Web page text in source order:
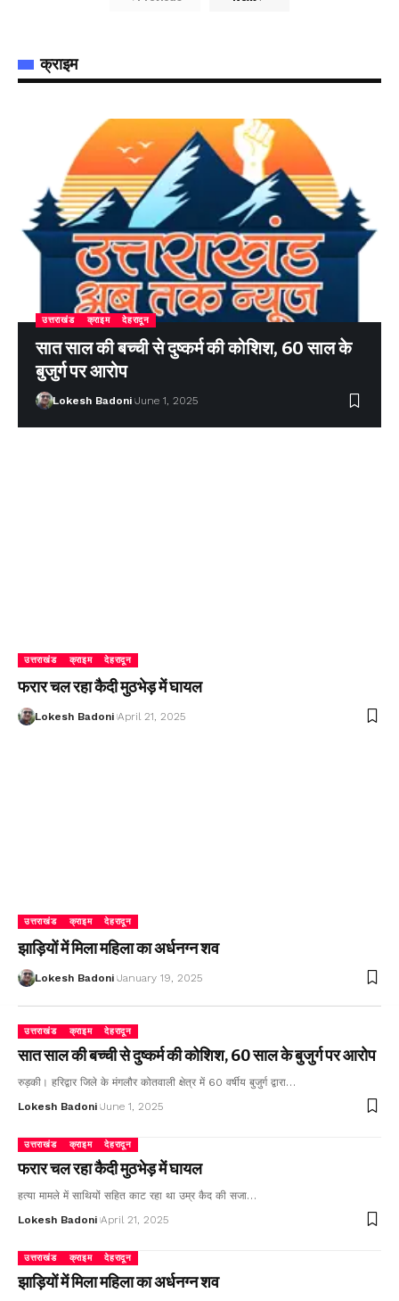
क्राइम
उत्तराखंड क्राइम देहरादून
सात साल की बच्ची से दुष्कर्म की कोशिश, 60 साल के
बुजुर्ग पर आरोप
Lokesh Badoni June 1, 2025
उत्तराखंड क्राइम देहरादून
फरार चल रहा कैदी मुठभेड़ में घायल
Lokesh Badoni April 21, 2025
उत्तराखंड क्राइम देहरादून
झाड़ियों में मिला महिला का अर्धनग्न शव
Lokesh Badoni January 19, 2025
उत्तराखंड क्राइम देहरादून
सात साल की बच्ची से दुष्कर्म की कोशिश, 60 साल के बुजुर्ग पर आरोप
रुड़की। हरिद्वार जिले के मंगलौर कोतवाली क्षेत्र में 60 वर्षीय बुजुर्ग द्वारा…
Lokesh Badoni June 1, 2025
उत्तराखंड क्राइम देहरादून
फरार चल रहा कैदी मुठभेड़ में घायल
हत्या मामले में साथियों सहित काट रहा था उम्र कैद की सजा…
Lokesh Badoni April 21, 2025
उत्तराखंड क्राइम देहरादून
झाड़ियों में मिला महिला का अर्धनग्न शव